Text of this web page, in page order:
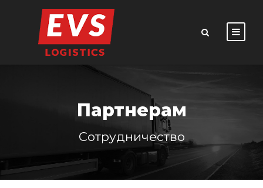
Партнерам
Сотрудничество